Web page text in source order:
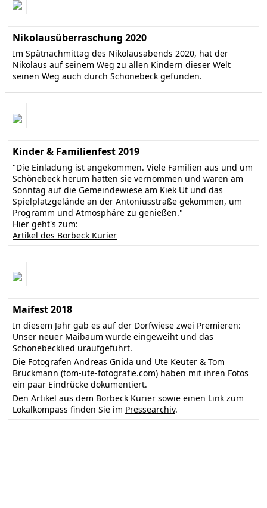
Nikolausüberraschung 2020
Im Spätnachmittag des Nikolausabends 2020, hat der
Nikolaus auf seinem Weg zu allen Kindern dieser Welt
seinen Weg auch durch Schönebeck gefunden.
Kinder & Familienfest 2019
"Die Einladung ist angekommen. Viele Familien aus und um
Schönebeck herum hatten sie vernommen und waren am
Sonntag auf die Gemeindewiese am Kiek Ut und das
Spielplatzgelände an der Antoniusstraße gekommen, um
Programm und Atmosphäre zu genießen."
Hier geht's zum:
Artikel des Borbeck Kurier
Maifest 2018
In diesem Jahr gab es auf der Dorfwiese zwei Premieren:
Unser neuer Maibaum wurde eingeweiht und das
Schönebecklied uraufgeführt.
Die Fotografen Andreas Gnida und Ute Keuter & Tom
Bruckmann (tom-ute-fotografie.com) haben mit ihren Fotos
ein paar Eindrücke dokumentiert.
Den Artikel aus dem Borbeck Kurier sowie einen Link zum
Lokalkompass finden Sie im Pressearchiv.